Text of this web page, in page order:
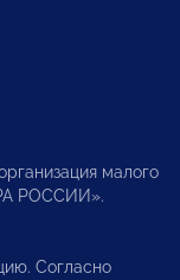
малого
РОССИИ».
Согласно